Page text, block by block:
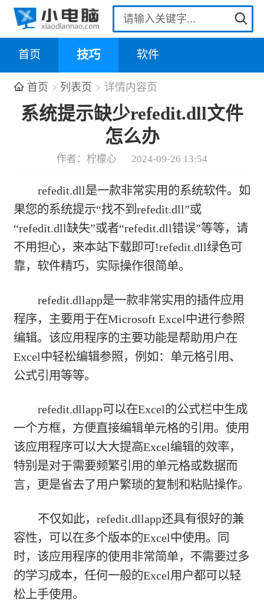
首页 技巧 软件
首页 列表页 详情内容页
系统提示缺少refedit.dll文件
怎么办
作者：柠檬心 2024-09-26 13:54
refedit.dll是一款非常实用的系统软件。如
果您的系统提示“找不到refedit.dll”或
“refedit.dll缺失”或者“refedit.dll错误”等等，请
不用担心，来本站下载即可!refedit.dll绿色可
靠，软件精巧，实际操作很简单。
refedit.dllapp是一款非常实用的插件应用
程序，主要用于在Microsoft Excel中进行参照
编辑。该应用程序的主要功能是帮助用户在
Excel中轻松编辑参照，例如：单元格引用、
公式引用等等。
refedit.dllapp可以在Excel的公式栏中生成
一个方框，方便直接编辑单元格的引用。使用
该应用程序可以大大提高Excel编辑的效率，
特别是对于需要频繁引用的单元格或数据而
言，更是省去了用户繁琐的复制和粘贴操作。
不仅如此，refedit.dllapp还具有很好的兼
容性，可以在多个版本的Excel中使用。同
时，该应用程序的使用非常简单，不需要过多
的学习成本，任何一般的Excel用户都可以轻
松上手使用。